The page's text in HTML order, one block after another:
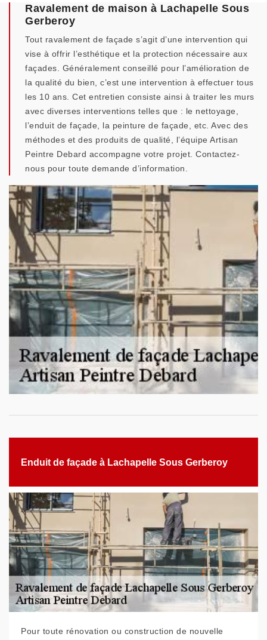
Ravalement de maison à Lachapelle Sous
Gerberoy
Tout ravalement de façade s’agit d’une intervention qui
vise à offrir l’esthétique et la protection nécessaire aux
façades. Généralement conseillé pour l’amélioration de
la qualité du bien, c’est une intervention à effectuer tous
les 10 ans. Cet entretien consiste ainsi à traiter les murs
avec diverses interventions telles que : le nettoyage,
l’enduit de façade, la peinture de façade, etc. Avec des
méthodes et des produits de qualité, l’équipe Artisan
Peintre Debard accompagne votre projet. Contactez-
nous pour toute demande d’information.
Enduit de façade à Lachapelle Sous Gerberoy
Pour toute rénovation ou construction de nouvelle